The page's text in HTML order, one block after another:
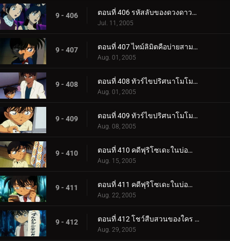
9 - 406 ตอนที่ 406 รหัสลับของดวงดาวและบุหรี่ (ตอนจบ)
Jul. 11, 2005
9 - 407 ตอนที่ 407 ไทม์ลิมิตคือบ่ายสามโมง
Aug. 01, 2005
9 - 408 ตอนที่ 408 ทัวร์ไขปริศนาโมโมทาโร่ (ตอนแรก)
Aug. 01, 2005
9 - 409 ตอนที่ 409 ทัวร์ไขปริศนาโมโมทาโร่ (ตอนจบ)
Aug. 08, 2005
9 - 410 ตอนที่ 410 คดีฟุริโซเดะในบ่อน้ำแร่กลางหิมะ (ตอนแรก)
Aug. 15, 2005
9 - 411 ตอนที่ 411 คดีฟุริโซเดะในบ่อน้ำแร่กลางหิมะ (ตอนจบ)
Aug. 22, 2005
9 - 412 ตอนที่ 412 โชว์สืบสวนของใคร (ตอนแรก)
Aug. 29, 2005